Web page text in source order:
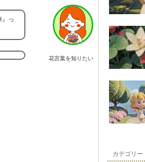
花言葉を知りたい
』っ
カテゴリー